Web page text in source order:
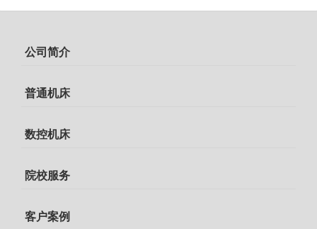
公司简介
普通机床
数控机床
院校服务
客户案例